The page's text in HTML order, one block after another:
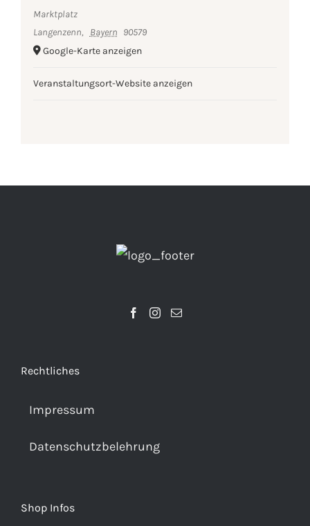
Marktplatz
Langenzenn, Bayern 90579
Google-Karte anzeigen
Veranstaltungsort-Website anzeigen
Rechtliches
Impressum
Datenschutzbelehrung
Shop Infos